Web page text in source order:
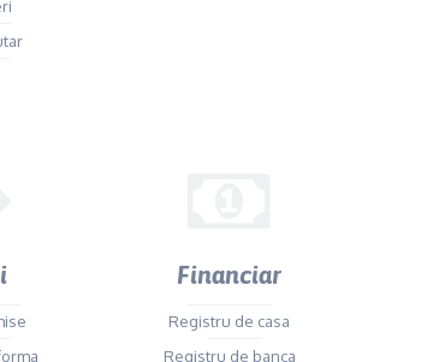
Financiar
Registru de casa
Registru de banca